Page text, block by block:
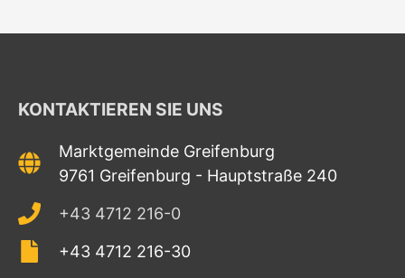
KONTAKTIEREN SIE UNS
Marktgemeinde Greifenburg
9761 Greifenburg - Hauptstraße 240
+43 4712 216-0
+43 4712 216-30